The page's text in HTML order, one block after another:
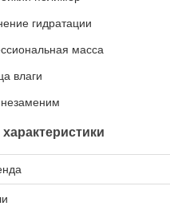
гидратации
масса
влаги